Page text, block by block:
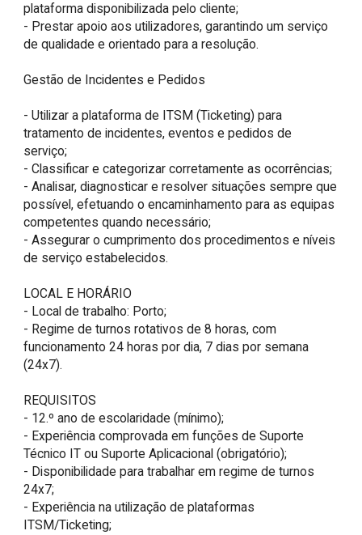
plataforma disponibilizada pelo cliente;
- Prestar apoio aos utilizadores, garantindo um serviço
de qualidade e orientado para a resolução.
Gestão de Incidentes e Pedidos
- Utilizar a plataforma de ITSM (Ticketing) para
tratamento de incidentes, eventos e pedidos de
serviço;
- Classificar e categorizar corretamente as ocorrências;
- Analisar, diagnosticar e resolver situações sempre que
possível, efetuando o encaminhamento para as equipas
competentes quando necessário;
- Assegurar o cumprimento dos procedimentos e níveis
de serviço estabelecidos.
LOCAL E HORÁRIO
- Local de trabalho: Porto;
- Regime de turnos rotativos de 8 horas, com
funcionamento 24 horas por dia, 7 dias por semana
(24x7).
REQUISITOS
- 12.º ano de escolaridade (mínimo);
- Experiência comprovada em funções de Suporte
Técnico IT ou Suporte Aplicacional (obrigatório);
- Disponibilidade para trabalhar em regime de turnos
24x7;
- Experiência na utilização de plataformas
ITSM/Ticketing;